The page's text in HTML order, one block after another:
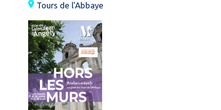
Tours de l'Abbaye